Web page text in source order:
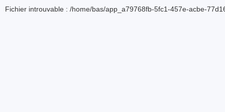
Fichier introuvable : /home/bas/app_a79768fb-5fc1-457e-acbe-